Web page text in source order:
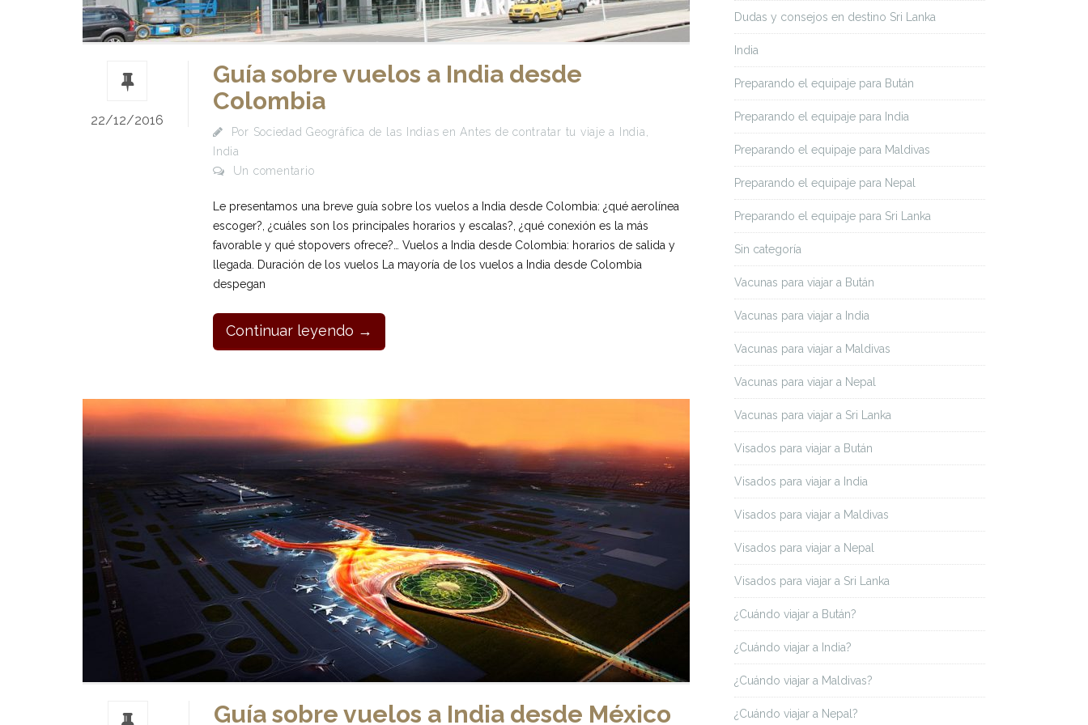
22/12/2016
Guía sobre vuelos a India desde
Colombia
Por Sociedad Geográfica de las Indias en Antes de contratar tu viaje a India
India
Un comentario
Le presentamos una breve guía sobre los vuelos a India desde Colombia: ¿qué aerolínea
escoger?, ¿cuáles son los principales horarios y escalas?, ¿qué conexión es la más
favorable y qué stopovers ofrece?… Vuelos a India desde Colombia: horarios de salida y
llegada. Duración de los vuelos La mayoría de los vuelos a India desde Colombia
despegan
Continuar leyendo →
Guía sobre vuelos a India desde México
Dudas y consejos en destino Sri Lanka
India
Preparando el equipaje para Bután
Preparando el equipaje para India
Preparando el equipaje para Maldivas
Preparando el equipaje para Nepal
Preparando el equipaje para Sri Lanka
Sin categoría
Vacunas para viajar a Bután
Vacunas para viajar a India
Vacunas para viajar a Maldivas
Vacunas para viajar a Nepal
Vacunas para viajar a Sri Lanka
Visados para viajar a Bután
Visados para viajar a India
Visados para viajar a Maldivas
Visados para viajar a Nepal
Visados para viajar a Sri Lanka
¿Cuándo viajar a Bután?
¿Cuándo viajar a India?
¿Cuándo viajar a Maldivas?
¿Cuándo viajar a Nepal?